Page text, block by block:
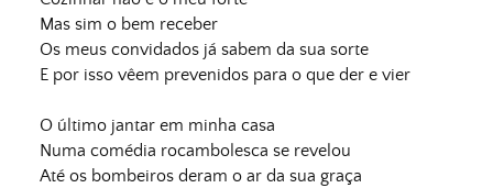
Mas sim o bem receber
Os meus convidados já sabem da sua sorte
E por isso vêem prevenidos para o que der e vier
O último jantar em minha casa
Numa comédia rocambolesca se revelou
Até os bombeiros deram o ar da sua graça